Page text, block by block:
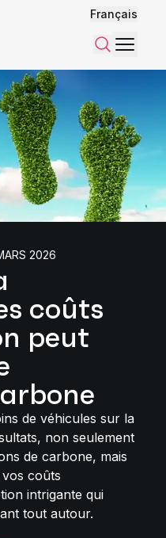
Français
Menu
2026
coûts
peut
de véhicules sur la
non seulement
de carbone, mais
coûts
intrigante qui
tout autour.